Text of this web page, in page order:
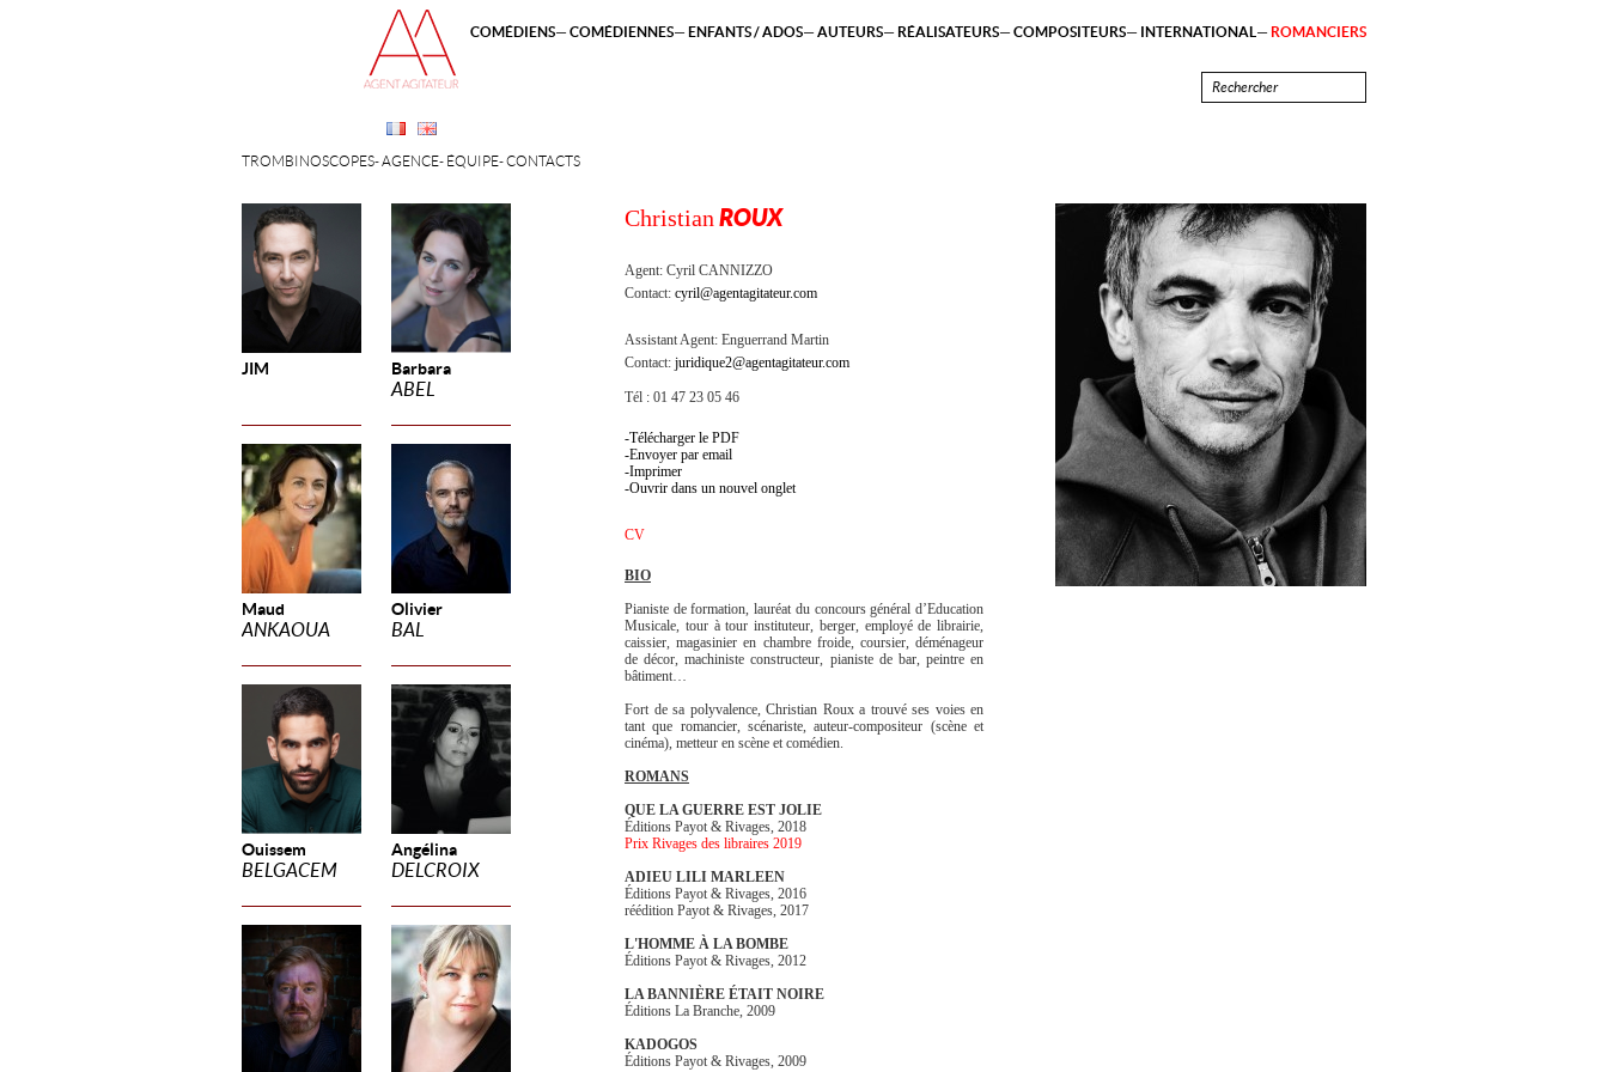
JIM Barbara
ABEL
Maud
ANKAOUA
Olivier
BAL
Ouissem
BELGACEM
Angélina
DELCROIX
TROMBINOSCOPES AGENCE ÉQUIPE CONTACTS
COMÉDIENS COMÉDIENNES ENFANTS / ADOS AUTEURS RÉALISATEURS COMPOSITEURS INTERNATIONAL ROMANCIERS
Christian ROUX
Agent: Cyril CANNIZZO
Contact: cyril@agentagitateur.com
Assistant Agent: Enguerrand Martin
Contact: juridique2@agentagitateur.com
Tél : 01 47 23 05 46
Télécharger le PDF
Envoyer par email
Imprimer
Ouvrir dans un nouvel onglet
CV
BIO
Pianiste de formation, lauréat du concours général d’Education
Musicale, tour à tour instituteur, berger, employé de librairie,
caissier, magasinier en chambre froide, coursier, déménageur
de décor, machiniste constructeur, pianiste de bar, peintre en
bâtiment…
Fort de sa polyvalence, Christian Roux a trouvé ses voies en
tant que romancier, scénariste, auteur-compositeur (scène et
cinéma), metteur en scène et comédien.
ROMANS
QUE LA GUERRE EST JOLIE
Éditions Payot & Rivages, 2018
Prix Rivages des libraires 2019
ADIEU LILI MARLEEN
Éditions Payot & Rivages, 2016
réédition Payot & Rivages, 2017
L'HOMME À LA BOMBE
Éditions Payot & Rivages, 2012
LA BANNIÈRE ÉTAIT NOIRE
Éditions La Branche, 2009
KADOGOS
Éditions Payot & Rivages, 2009